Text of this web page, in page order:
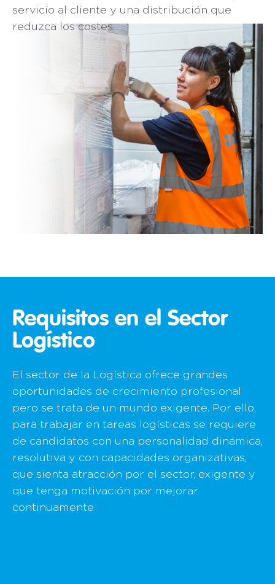
servicio al cliente y una distribución que
reduzca los costes.
Requisitos en el Sector
Logístico
El sector de la Logística ofrece grandes
oportunidades de crecimiento profesional
pero se trata de un mundo exigente. Por ello,
para trabajar en tareas logísticas se requiere
de candidatos con una personalidad dinámica,
resolutiva y con capacidades organizativas,
que sienta atracción por el sector, exigente y
que tenga motivación por mejorar
continuamente.